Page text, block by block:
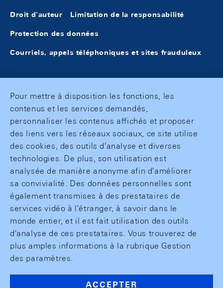
Droit d'auteur Limitation de la responsabilité
Protection des données
Courriels, appels téléphoniques et sites frauduleux
Pour mettre à disposition les fonctions, les
contenus et les services demandés,
personnaliser les contenus affichés et proposer
des liens vers les réseaux sociaux, ce site utilise
des cookies, des outils d'analyse et diverses
technologies. De plus, son utilisation est
analysée de manière anonyme afin d'améliorer
sa convivialité. Des données personnelles sont
également transmises à des prestataires de
services vidéo à l'étranger, à savoir dans le
monde entier, et il est fait utilisation des outils
d'analyse de ces prestataires. Vous trouverez de
plus amples informations à la rubrique Gestion
des paramètres.
ACCEPTER